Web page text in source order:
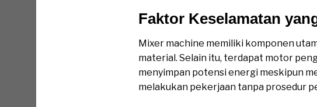
Faktor Keselamatan
Mixer machine memiliki komponen
material. Selain itu, terdapat motor
menyimpan potensi energi meskipun
melakukan pekerjaan tanpa prosedur